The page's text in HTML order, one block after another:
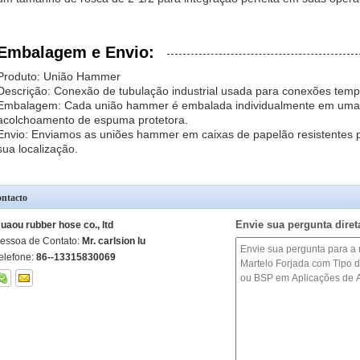
e Envio:
União Hammer
Conexão de tubulação industrial usada para conexões
Cada união hammer é embalada individualmente em
de espuma protetora.
Enviamos as uniões hammer em caixas de papelão
localização.
rubber hose co., ltd
de Contato: Mr. carlsion lu
86--13315830069
Envie sua pergunta